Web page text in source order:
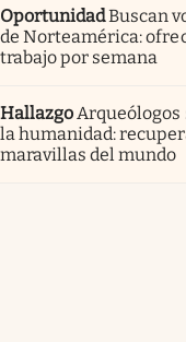
OportunidadBuscan
de Norteamérica:
trabajo por semana
Hallazgo Arqueólogos
la humanidad:
maravillas del mundo